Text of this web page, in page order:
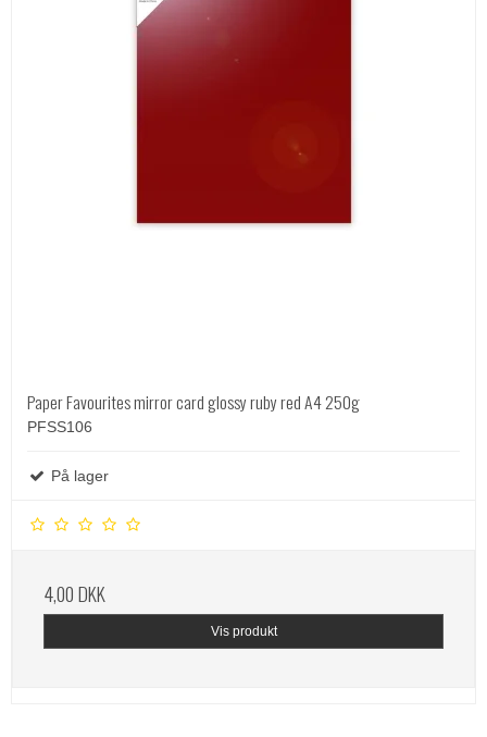
Paper Favourites mirror card glossy ruby red A4 250g
PFSS106
På lager
4,00 DKK
Vis produkt